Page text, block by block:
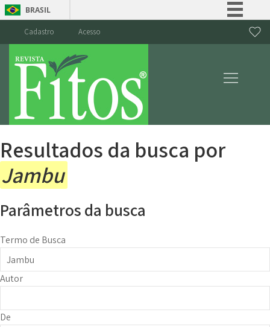
BRASIL
Canais
Cadastro Acesso
Resultados da busca por
Jambu
Parâmetros da busca
Termo de Busca
Autor
De